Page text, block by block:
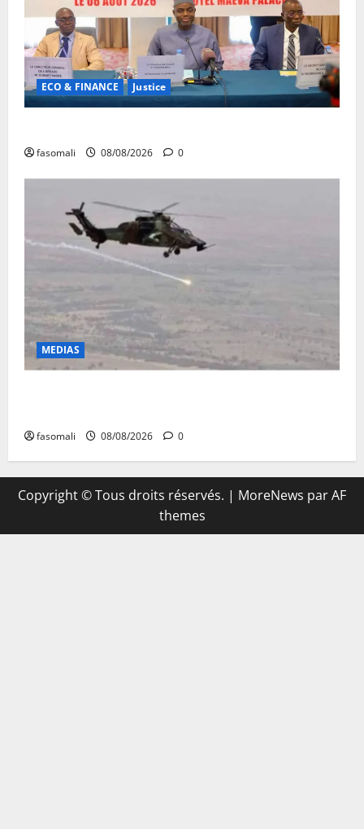
ECO & FINANCE Justice
fasomali 08/08/2026 0
MEDIAS
fasomali 08/08/2026 0
Copyright © Tous droits réservés. | MoreNews par AF
themes